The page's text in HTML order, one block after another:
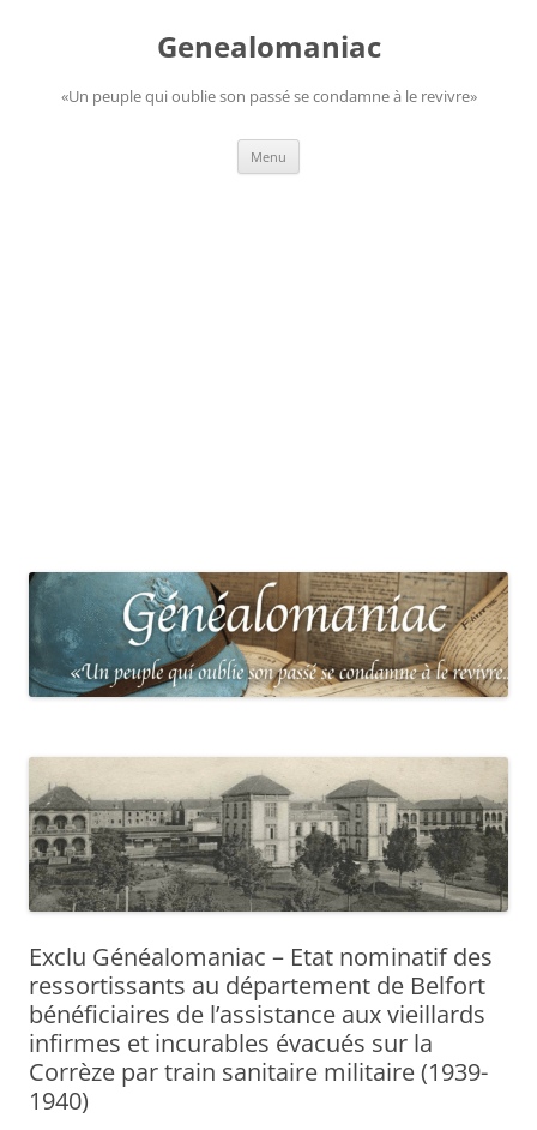
Genealomaniac
«Un peuple qui oublie son passé se condamne à le revivre»
Menu
Exclu Généalomaniac – Etat nominatif des
ressortissants au département de Belfort
bénéficiaires de l’assistance aux vieillards
infirmes et incurables évacués sur la
Corrèze par train sanitaire militaire (1939-
1940)